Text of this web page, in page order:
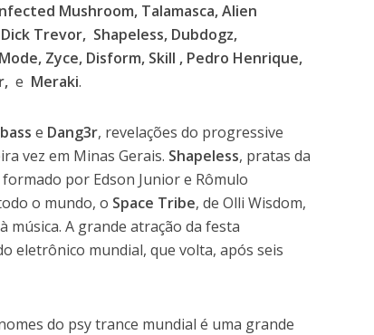
Mushroom, Talamasca, Alien
Trevor, Shapeless, Dubdogz,
Zyce, Disform, Skill , Pedro Henrique,
e Meraki.
e Dang3r, revelações do progressive
vez em Minas Gerais. Shapeless, pratas da
por Edson Junior e Rômulo
o mundo, o Space Tribe, de Olli Wisdom,
música. A grande atração da festa
eletrônico mundial, que volta, após seis
do psy trance mundial é uma grande